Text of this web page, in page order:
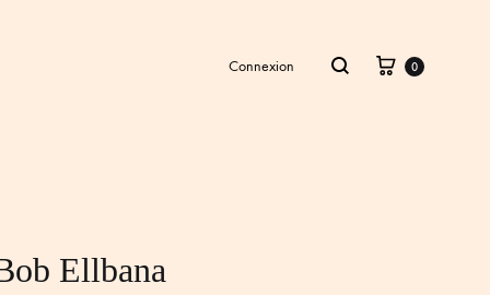
Connexion RecherchePanier
0
Ellbana